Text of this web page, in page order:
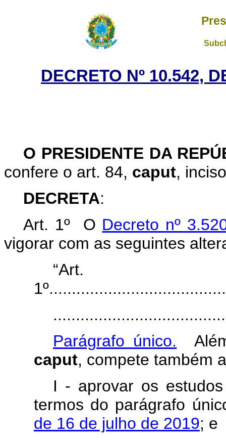
DECRETO Nº 10.542,
O PRESIDENTE DA
confere o art. 84, caput,
DECRETA:
Art. 1º O Decreto nº
vigorar com as seguintes
“Art.
Parágrafo único.
caput, compete também
I - aprovar os
termos do parágrafo
de 16 de julho de 2019; e